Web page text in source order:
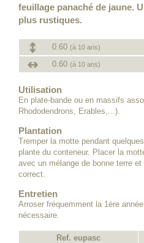
feuillage panaché de jaune.
plus rustiques.
0.60 (à 10 ans)
0.60 (à 10 ans)
Utilisation
En plate-bande ou en massifs
Rhododendrons, Erables,...).
Plantation
Tremper la motte pendant
plante du conteneur. Placer la
avec un mélange de bonne terre
correct.
Entretien
Arroser fréquemment la 1ère
nécessaire.
Ref. eupasc